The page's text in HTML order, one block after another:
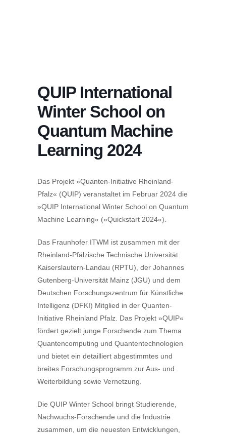
QUIP International
Winter School on
Quantum Machine
Learning 2024
Das Projekt »Quanten-Initiative Rheinland-
Pfalz« (QUIP) veranstaltet im Februar 2024 die
»QUIP International Winter School on Quantum
Machine Learning« (»Quickstart 2024«).
Das Fraunhofer ITWM ist zusammen mit der
Rheinland-Pfälzische Technische Universität
Kaiserslautern-Landau (RPTU), der Johannes
Gutenberg-Universität Mainz (JGU) und dem
Deutschen Forschungszentrum für Künstliche
Intelligenz (DFKI) Mitglied in der Quanten-
Initiative Rheinland Pfalz. Das Projekt »QUIP«
fördert gezielt junge Forschende zum Thema
Quantencomputing und Quantentechnologien
und bietet ein detailliert abgestimmtes und
breites Forschungsprogramm zur Aus- und
Weiterbildung sowie Vernetzung.
Die QUIP Winter School bringt Studierende,
Nachwuchs-Forschende und die Industrie
zusammen, um die neuesten Entwicklungen,